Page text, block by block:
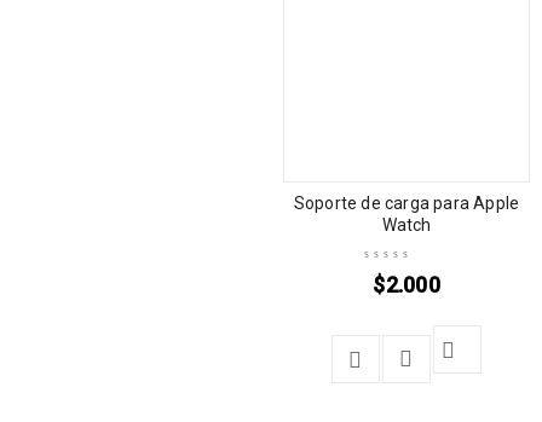
Soporte de carga para Apple
Watch
$2.000